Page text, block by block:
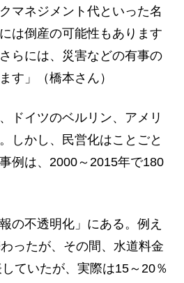
マネジメント代といった名
は倒産の可能性もあります
らには、災害などの有事の
す」（橋本さん）
ドイツのベルリン、アメリ
しかし、民営化はことごと
例は、2000～2015年で180
の不透明化」にある。例え
ったが、その間、水道料金
ていたが、実際は15～20％